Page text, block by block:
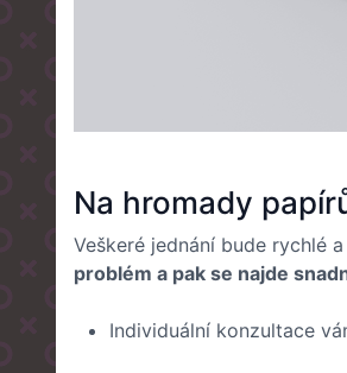
Na hromady
Veškeré jednání bude rychlé
problém a pak se najde
Individuální konzultace